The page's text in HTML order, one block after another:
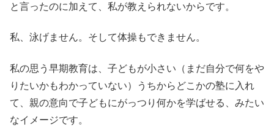
と言ったのに加えて、私が教えられないからです。
私、泳げません。そして体操もできません。
私の思う早期教育は、子どもが小さい（まだ自分で何をや
りたいかもわかっていない）うちからどこかの塾に入れ
て、親の意向で子どもにがっつり何かを学ばせる、みたい
なイメージです。